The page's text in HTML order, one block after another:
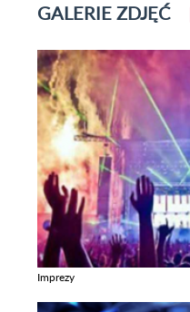
GALERIE ZDJĘĆ
Imprezy